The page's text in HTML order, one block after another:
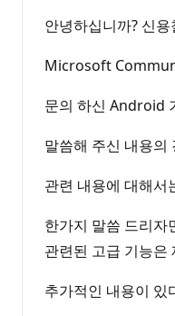
안녕하십니까? 신용
Microsoft
문의 하신 Android
말씀해 주신 내용의
관련 내용에 대해서
한가지 말씀 드리
관련된 고급 기능은
추가적인 내용이 있